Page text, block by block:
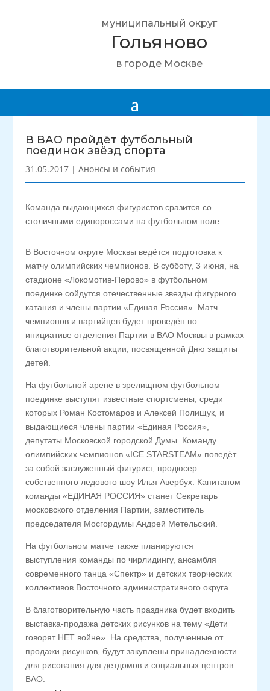
муниципальный округ
Гольяново
в городе Москве
В ВАО пройдёт футбольный
поединок звёзд спорта
31.05.2017 |Анонсы и события
Команда выдающихся фигуристов сразится со
столичными единороссами на футбольном поле.
В Восточном округе Москвы ведётся подготовка к
матчу олимпийских чемпионов. В субботу, 3 июня, на
стадионе «Локомотив-Перово» в футбольном
поединке сойдутся отечественные звезды фигурного
катания и члены партии «Единая Россия». Матч
чемпионов и партийцев будет проведён по
инициативе отделения Партии в ВАО Москвы в рамках
благотворительной акции, посвященной Дню защиты
детей.
На футбольной арене в зрелищном футбольном
поединке выступят известные спортсмены, среди
которых Роман Костомаров и Алексей Полищук, и
выдающиеся члены партии «Единая Россия»,
депутаты Московской городской Думы. Команду
олимпийских чемпионов «ICE STARSTEAM» поведёт
за собой заслуженный фигурист, продюсер
собственного ледового шоу Илья Авербух. Капитаном
команды «ЕДИНАЯ РОССИЯ» станет Секретарь
московского отделения Партии, заместитель
председателя Мосгордумы Андрей Метельский.
На футбольном матче также планируются
выступления команды по чирлидингу, ансамбля
современного танца «Спектр» и детских творческих
коллективов Восточного административного округа.
В благотворительную часть праздника будет входить
выставка-продажа детских рисунков на тему «Дети
говорят НЕТ войне». На средства, полученные от
продажи рисунков, будут закуплены принадлежности
для рисования для детдомов и социальных центров
ВАО.